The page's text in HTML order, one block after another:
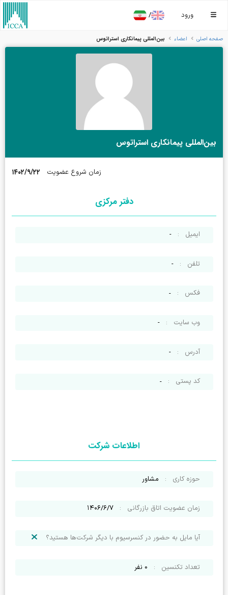
ورود /
صفحه اصلی اعضاء بین‌المللی پیمانکاری استراتوس
بین‌المللی پیمانکاری استراتوس
زمان شروع عضویت ۱۴۰۲/۹/۲۲
دفتر مرکزی
ایمیل :
-
تلفن :
-
فکس :
-
وب سایت :
-
آدرس :
-
کد پستی :
-
اطلاعات شرکت
حوزه کاری : مشاور
زمان عضویت اتاق بازرگانی :۱۴۰۶/۶/۷
آیا مایل به حضور در کنسرسیوم با دیگر شرکت‌ها هستید؟
تعداد تکنسین :
0 نفر